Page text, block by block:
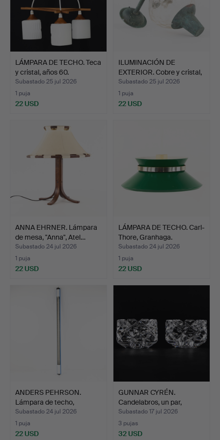
LÁMPARA DE TECHO. Teca
y cristal, años 60.
Subastado 25 jul 2026
1 puja
22 USD
ILUMINACIÓN DE
EXTERIOR. Cobre y cristal,
…
Subastado 25 jul 2026
1 puja
22 USD
ANNA EHRNER. Lámpara
de mesa, "Anna", Atel…
Subastado 24 jul 2026
1 puja
22 USD
LÁMPARA DE TECHO. Carl-
Thore, Granhaga.
Subastado 24 jul 2026
1 puja
22 USD
ANDERS PEHRSON.
Lámpara de techo,
"Supertu…
Subastado 24 jul 2026
1 puja
22 USD
GUNNAR CYRÉN.
Candelabros, un par,
"Sofier…
Subastado 17 jul 2026
3 pujas
32 USD